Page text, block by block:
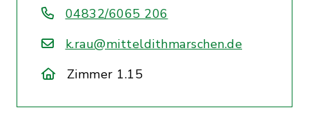
04832/6065 206
k.rau@mitteldithmarschen.de
Zimmer 1.15